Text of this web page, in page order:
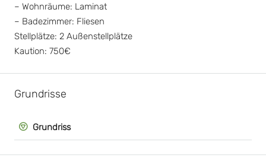
– Wohnräume: Laminat
– Badezimmer: Fliesen
Stellplätze: 2 Außenstellplätze
Kaution: 750€
Grundrisse
Grundriss